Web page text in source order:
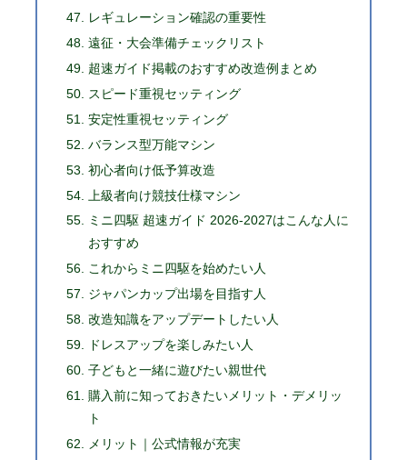
レギュレーション確認の重要性
遠征・大会準備チェックリスト
超速ガイド掲載のおすすめ改造例まとめ
スピード重視セッティング
安定性重視セッティング
バランス型万能マシン
初心者向け低予算改造
上級者向け競技仕様マシン
ミニ四駆 超速ガイド 2026-2027はこんな人に
おすすめ
これからミニ四駆を始めたい人
ジャパンカップ出場を目指す人
改造知識をアップデートしたい人
ドレスアップを楽しみたい人
子どもと一緒に遊びたい親世代
購入前に知っておきたいメリット・デメリッ
ト
メリット｜公式情報が充実